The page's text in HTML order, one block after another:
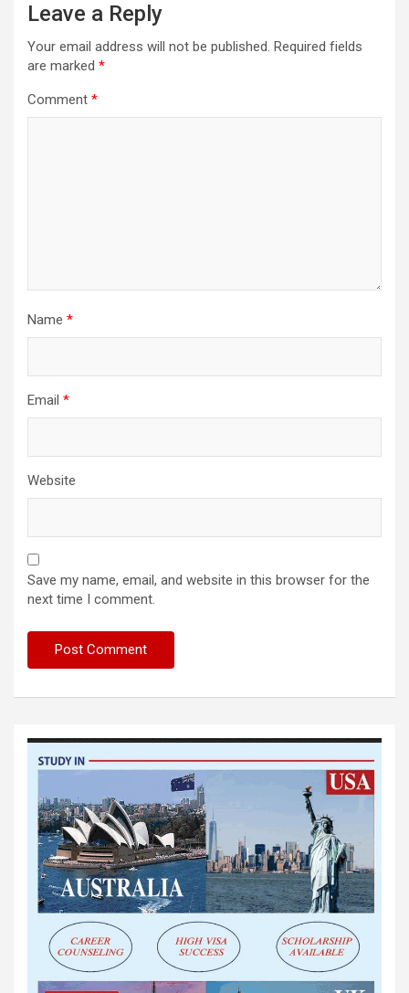
Leave a Reply
Your email address will not be published. Required fields
are marked *
Comment *
Name *
Email *
Website
Save my name, email, and website in this browser for the
next time I comment.